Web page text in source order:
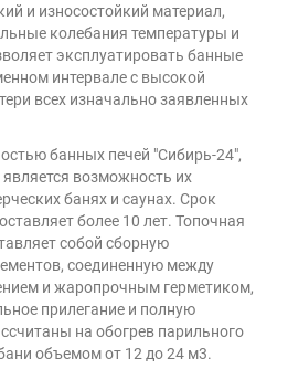
и износостойкий материал,
колебания температуры и
эксплуатировать банные
интервале с высокой
всех изначально заявленных
банных печей "Сибирь-24",
возможность их
банях и саунах. Срок
более 10 лет. Топочная
собой сборную
соединенную между
и жаропрочным герметиком,
прилегание и полную
на обогрев парильного
объемом от 12 до 24 м3.